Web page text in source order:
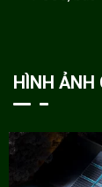
HÌNH ẢNH